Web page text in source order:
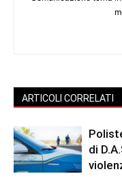
ARTICOLI CORRELATI
di